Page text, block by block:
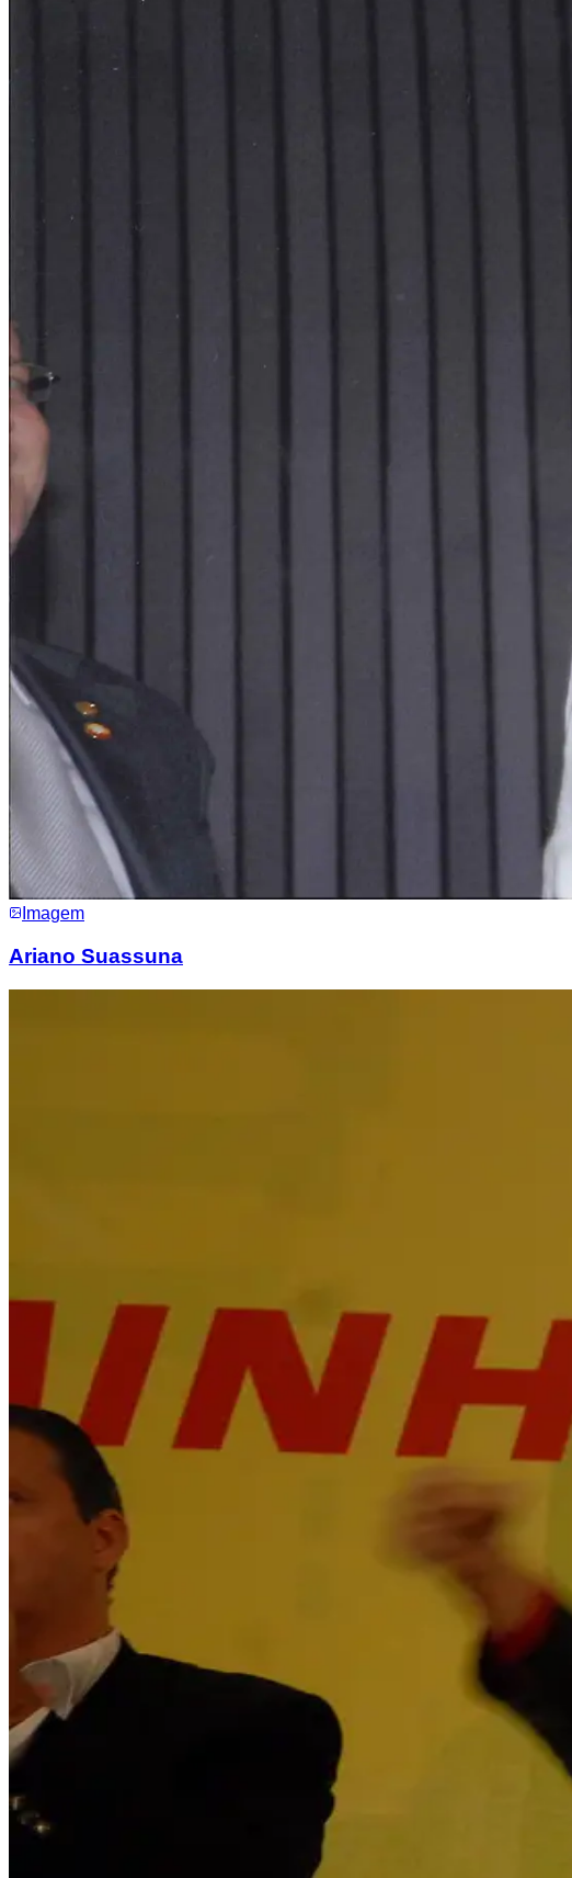
Imagem
Ariano Suassuna